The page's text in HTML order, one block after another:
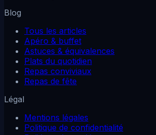
Blog
Tous les articles
Apéro & buffet
Astuces & équivalences
Plats du quotidien
Repas conviviaux
Repas de fête
Légal
Mentions légales
Politique de confidentialité